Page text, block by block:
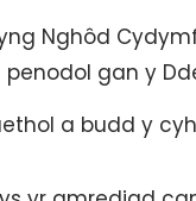
Nghôd
gan y
a budd y